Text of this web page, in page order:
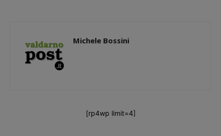
Michele Bossini
[rp4wp limit=4]